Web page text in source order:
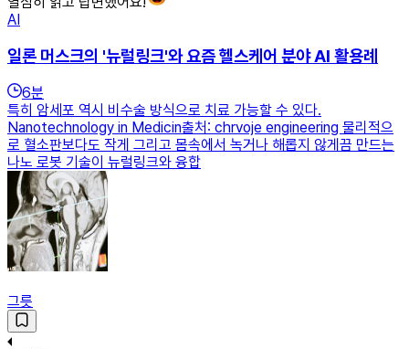
AI
일론 머스크의 '뉴럴링크'와 요즘 헬스케어 분야 AI 활용례
6분
특히 암세포 역시 비수술 방식으로 치료 가능할 수 있다.
Nanotechnology in Medicin출처: chrvoje engineering 물리적으
로 혈소판보다도 작게 그리고 몸속에서 녹거나 해롭지 않게끔 만드는
나노 로봇 기술이 뉴럴링크와 융합
그릇